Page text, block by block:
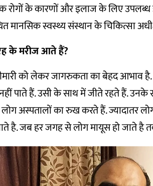
रोगों के कारणों और इलाज के लिए उपलब्ध
मानसिक स्वस्थ्य संस्थान के चिकित्सा
के मरीज आते हैं?
को लेकर जागरुकता का बेहद आभाव
पाते हैं. उसी के साथ में जीते रहते हैं. उनके
लोग अस्पतालों का रुख करते हैं. ज्यादातर
है. जब हर जगह से लोग मायूस हो जाते है